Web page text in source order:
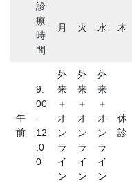
診
療
時
間
月 火 水 木
午
前
9:
00
-
12
:0
0
外
来
＋
オ
ン
ラ
イ
ン
外
来
＋
オ
ン
ラ
イ
ン
外
来
＋
オ
ン
ラ
イ
ン
休
診